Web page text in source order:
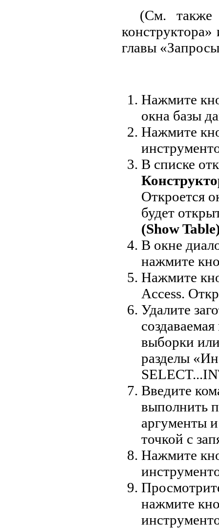
(См. также
главы
Нажмите
окна базы
Нажмите
В списке
Откроется
будет
(Show
В окне
нажмите
Нажмите
Access.
Удалите
выборки
разделы
Введите
выполнить
аргументы
точкой с
Нажмите
нажмите